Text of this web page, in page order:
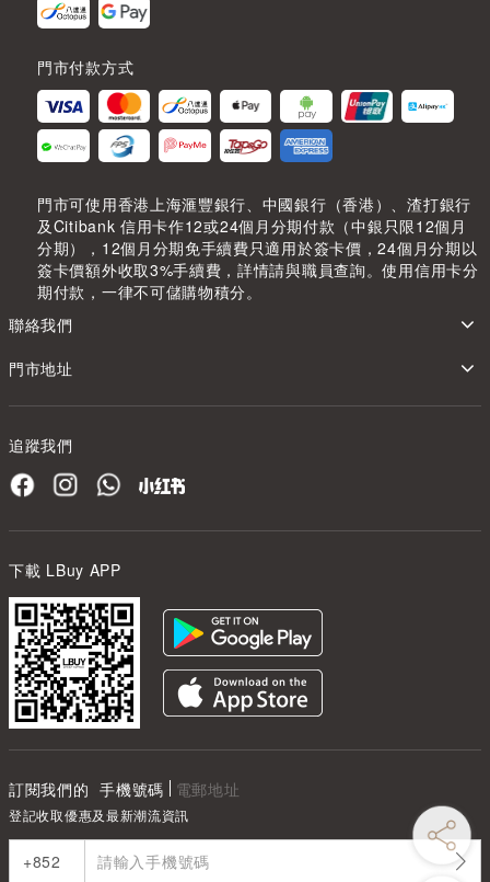
門市付款方式
門市可使用香港上海滙豐銀行、中國銀行（香港）、渣打銀行
及Citibank 信用卡作12或24個月分期付款（中銀只限12個月
分期），12個月分期免手續費只適用於簽卡價，24個月分期以
簽卡價額外收取3%手續費，詳情請與職員查詢。使用信用卡分
期付款，一律不可儲購物積分。
聯絡我們
門市地址
追蹤我們
下載 LBuy APP
訂閱我們的 手機號碼 電郵地址
登記收取優惠及最新潮流資訊